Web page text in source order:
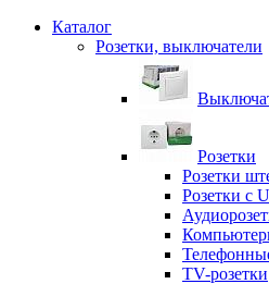
Каталог
Розетки, выключатели
Розетки
Розетки
Розетки с
TV-розетки